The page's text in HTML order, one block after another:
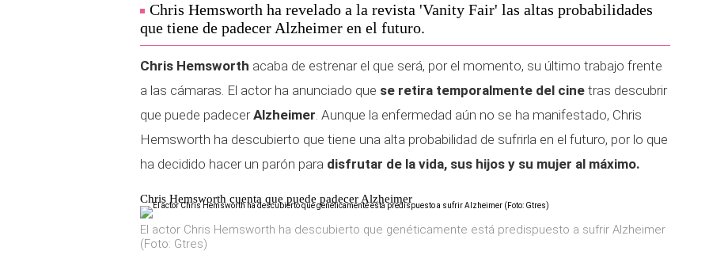
Chris Hemsworth ha revelado a la revista 'Vanity Fair' las altas probabilidades
que tiene de padecer Alzheimer en el futuro.
Chris Hemsworth acaba de estrenar el que será, por el momento, su último trabajo frente
a las cámaras. El actor ha anunciado que se retira temporalmente del cine tras descubrir
que puede padecerAlzheimer. Aunque la enfermedad aún no se ha manifestado, Chris
Hemsworth ha descubierto que tiene una alta probabilidad de sufrirla en el futuro, por lo que
ha decidido hacer un parón para disfrutar de la vida, sus hijos y su mujer al máximo.
Chris Hemsworth cuenta que puede padecer Alzheimer
El actor Chris Hemsworth ha descubierto que genéticamente está predispuesto a sufrir Alzheimer
(Foto: Gtres)